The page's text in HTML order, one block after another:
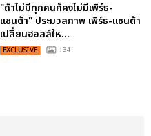
"ถ้าไม่มีทุกคนก็คงไม่มีเพิร์ธ-
แซนต้า" ประมวลภาพ เพิร์ธ-แซนต้า
เปลี่ยนฮอลล์ให...
EXCLUSIVE : 34